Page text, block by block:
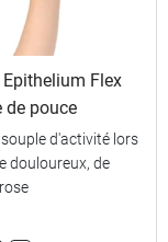
Flex
de pouce
d'activité lors
douloureux, de